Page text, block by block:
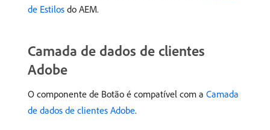
de Estilos do AEM.
Camada de dados de clientes
Adobe
O componente de Botão é compatível com a Camada
de dados de clientes Adobe.